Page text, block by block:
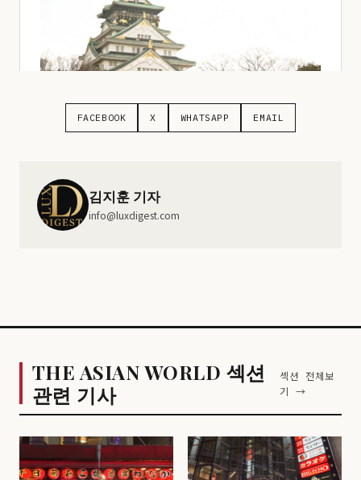
FACEBOOK X WHATSAPP EMAIL
김지훈 기자
info@luxdigest.com
THE ASIAN WORLD 섹션
관련 기사
섹션 전체보
기 →